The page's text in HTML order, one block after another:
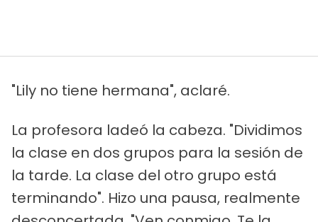
"Lily no tiene hermana", aclaré.
La profesora ladeó la cabeza. "Dividimos
la clase en dos grupos para la sesión de
la tarde. La clase del otro grupo está
terminando". Hizo una pausa, realmente